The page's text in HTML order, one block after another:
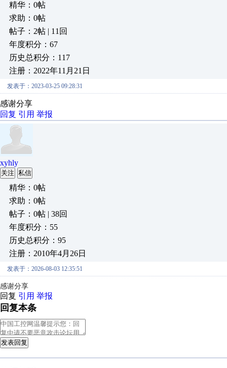
精华：0帖
求助：0帖
帖子：2帖 | 11回
年度积分：67
历史总积分：117
注册：2022年11月21日
发表于：2023-03-25 09:28:31
感谢分享
回复 引用 举报
xyhly
关注 私信
精华：0帖
求助：0帖
帖子：0帖 | 38回
年度积分：55
历史总积分：95
注册：2010年4月26日
发表于：2026-08-03 12:35:51
感谢分享
回复 引用 举报
回复本条
发表回复